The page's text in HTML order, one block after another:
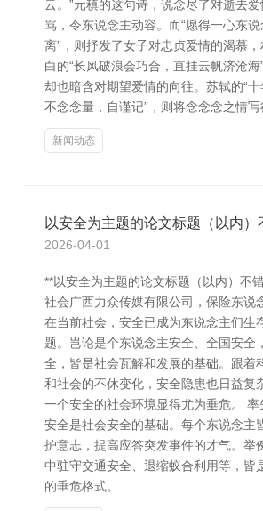
云。”元稹的这句诗，说念尽了对逝去
骂，令东说念主动容。而“愿得一心东
离”，则抒发了女子对忠贞爱情的渴慕
白的“长风破浪会巧合，直挂云帆济沧海
却也暗含对期望爱情的向往。苏轼的“十
不念念量，自谨记”，则将念念念之情
新闻动态
以安全为主题的论文标题（以内）
2026-04-01
**以安全为主题的论文标题（以内）不
社会广西力众传媒有限公司，保险东说
在当前社会，安全已成为东说念主们生
题。岂论是个东说念主安全、全国安全
全，皆是社会瓦解和发展的基础。跟着
和社会的不休变化，安全隐患也日益复
一个安全的社会环境显得尤为垂危。 率
安全是社会安全的基础。每个东说念主
护意志，提高应答突发事件的才气。举
中驻守交通安全、退缩蚁合利用等，皆
的垂危格式。